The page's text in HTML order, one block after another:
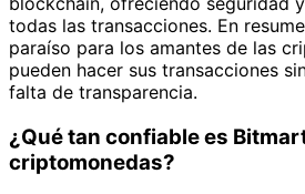
todas las transacciones. En
paraíso para los amantes de las
pueden hacer sus transacciones
falta de transparencia.
¿Qué tan confiable es
criptomonedas?